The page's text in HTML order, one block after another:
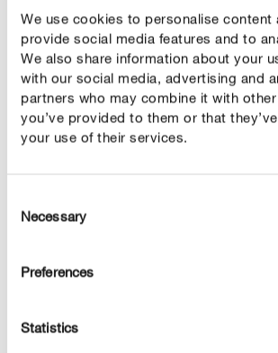
We use cookies to personalise content
provide social media features and to
We also share information about your
with our social media, advertising and
partners who may combine it with
you’ve provided to them or that
your use of their services.
Selection
Necessary
Preferences
Statistics
CONTROL
Assim pode combater as
Para as combater no exterior, pode
produto contra formigas, um granulado
base de hidratos de carbono que pode
então regado quando dissolvido em
diretamente para dentro do ninho das
calçada, pode optar também pelo
spray contra formigas. Este spray está
bico ao qual se pode ligar um tubo,
pulverizar o produto diretamente em